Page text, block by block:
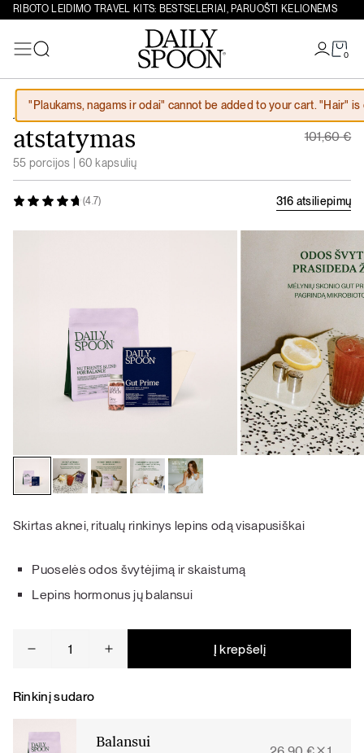
Eiti prie turinio
RIBOTO LEIDIMO TRAVEL KITS: BESTSELERIAI, PARUOŠTI KELIONĖMS
0
Paieška
"Plaukams, nagams ir odai" cannot be added to your cart. "Hair"
(4.7) 316 atsiliepimų
Aknė ir odos
atstatymas
55 porcijos | 60 kapsulių
101,60€
91,44€
Skirtas aknei, ritualų rinkinys lepins odą visapusiškai
Puoselės odos švytėjimą ir skaistumą
Lepins hormonus jų balansui
kiekis:
ir
atstatymas
Į krepšelį
Rinkinį sudaro
Balansui